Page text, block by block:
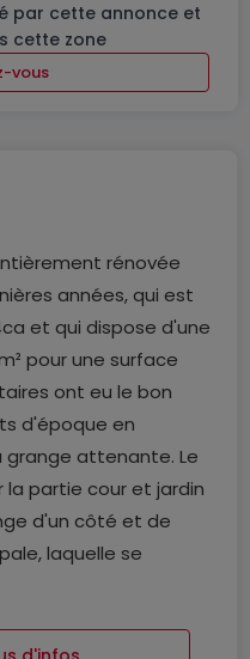
par cette annonce et
cette zone
vous
rénovée
années, qui est
et qui dispose d'une
pour une surface
ont eu le bon
d'époque en
attenante. Le
la partie cour et jardin
d'un côté et de
laquelle se